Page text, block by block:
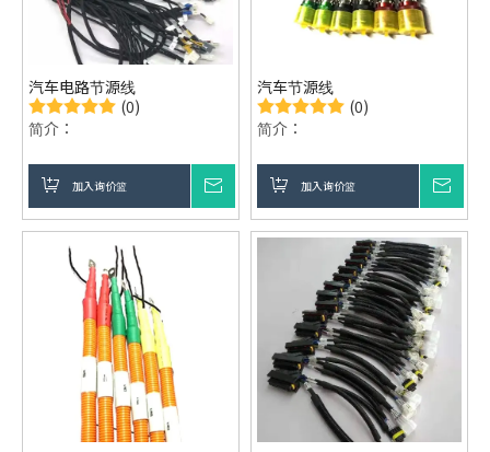
汽车电路节源线
(0)
简介：
加入询价篮
汽车节源线
(0)
简介：
加入询价篮